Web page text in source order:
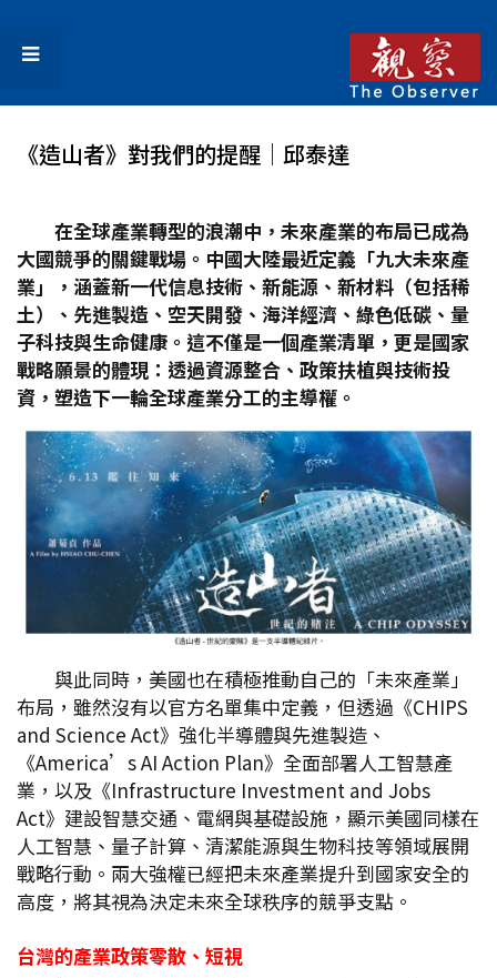
《造山者》對我們的提醒│邱泰達
在全球產業轉型的浪潮中，未來產業的布局已成為
大國競爭的關鍵戰場。中國大陸最近定義「九大未來產
業」，涵蓋新一代信息技術、新能源、新材料（包括稀
土）、先進製造、空天開發、海洋經濟、綠色低碳、量
子科技與生命健康。這不僅是一個產業清單，更是國家
戰略願景的體現：透過資源整合、政策扶植與技術投
資，塑造下一輪全球產業分工的主導權。
與此同時，美國也在積極推動自己的「未來產業」
布局，雖然沒有以官方名單集中定義，但透過《CHIPS
and Science Act》強化半導體與先進製造、
《America’s AI Action Plan》全面部署人工智慧產
業，以及《Infrastructure Investment and Jobs
Act》建設智慧交通、電網與基礎設施，顯示美國同樣在
人工智慧、量子計算、清潔能源與生物科技等領域展開
戰略行動。兩大強權已經把未來產業提升到國家安全的
高度，將其視為決定未來全球秩序的競爭支點。
台灣的產業政策零散、短視